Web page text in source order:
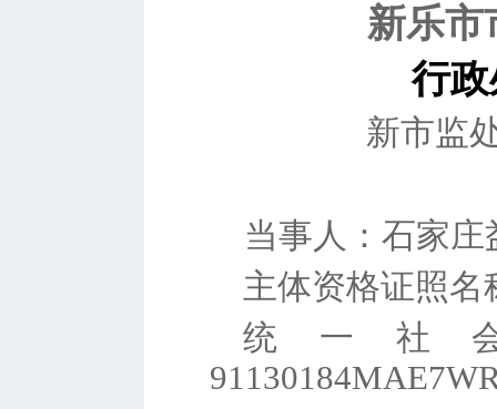
新乐市
行
新市监
当事人： 石家庄
主体资格证照名
统一社